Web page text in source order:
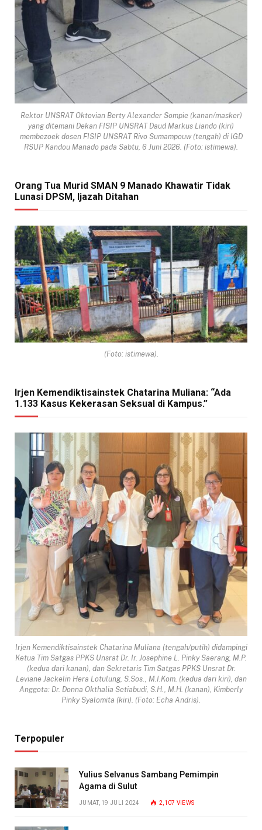
Rektor UNSRAT Oktovian Berty Alexander Sompie (kanan/masker)
yang ditemani Dekan FISIP UNSRAT Daud Markus Liando (kiri)
membezoek dosen FISIP UNSRAT Rivo Sumampouw (tengah) di IGD
RSUP Kandou Manado pada Sabtu, 6 Juni 2026. (Foto: istimewa).
Orang Tua Murid SMAN 9 Manado Khawatir Tidak
Lunasi DPSM, Ijazah Ditahan
(Foto: istimewa).
Irjen Kemendiktisainstek Chatarina Muliana: “Ada
1.133 Kasus Kekerasan Seksual di Kampus.”
Irjen Kemendiktisainstek Chatarina Muliana (tengah/putih) didampingi
Ketua Tim Satgas PPKS Unsrat Dr. Ir. Josephine L. Pinky Saerang, M.P.
(kedua dari kanan), dan Sekretaris Tim Satgas PPKS Unsrat Dr.
Leviane Jackelin Hera Lotulung, S.Sos., M.I.Kom. (kedua dari kiri), dan
Anggota: Dr. Donna Okthalia Setiabudi, S.H., M.H. (kanan), Kimberly
Pinky Syalomita (kiri). (Foto: Echa Andris).
Terpopuler
Yulius Selvanus Sambang Pemimpin
Agama di Sulut
JUMAT, 19 JULI 2024 2,107 VIEWS